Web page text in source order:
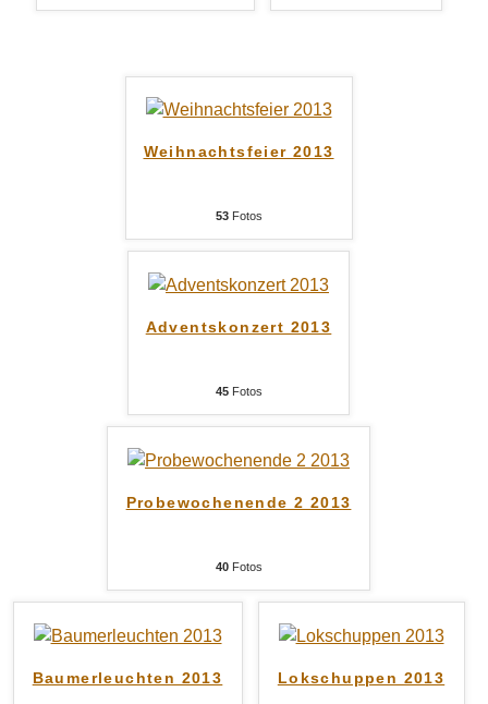
Weihnachtsfeier 2013
53Fotos
Adventskonzert 2013
45Fotos
Probewochenende 2 2013
40Fotos
Baumerleuchten 2013 Lokschuppen 2013